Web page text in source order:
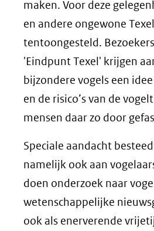
maken. Voor deze
en andere ongewone
tentoongesteld.
'Eindpunt Texel' krijgen
bijzondere vogels een
en de risico’s van de
mensen daar zo door
Speciale aandacht
namelijk ook aan
doen onderzoek naar
wetenschappelijke
ook als enerverende